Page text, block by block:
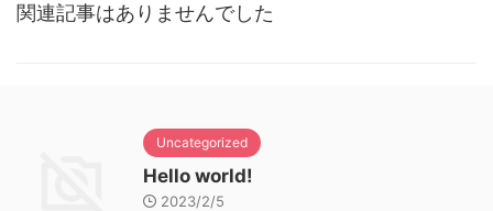
関連記事はありませんでした
Uncategorized
Hello world!
2023/2/5